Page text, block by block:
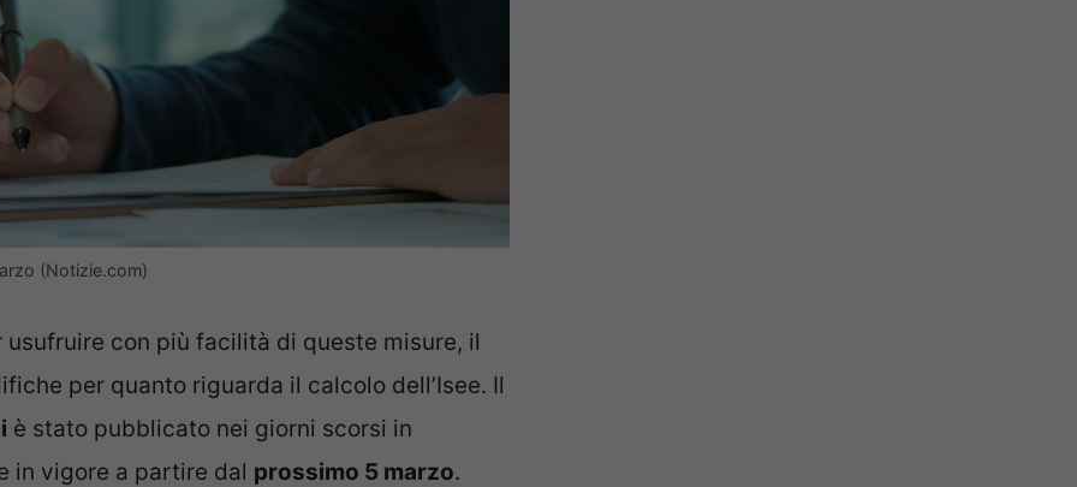
(Notizie.com)
con più facilità di queste misure, il
per quanto riguarda il calcolo dell’Isee. Il
è stato pubblicato nei giorni scorsi in
in vigore a partire dal prossimo 5 marzo.